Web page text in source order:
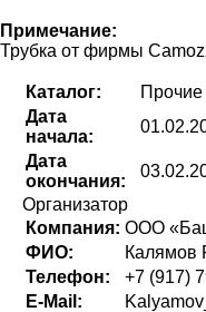
Примечание:
Трубка от фирмы
Каталог:
Прочие
Дата
начала:
Дата
окончания:
Организатор
Компания: ООО
ФИО:
Калямов
Телефон:
+7 (917)
E-Mail: